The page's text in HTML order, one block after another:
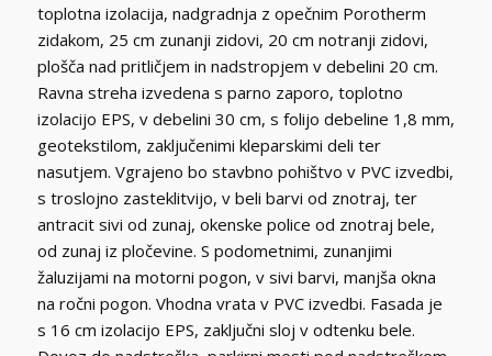
toplotna izolacija, nadgradnja z opečnim Porotherm
zidakom, 25 cm zunanji zidovi, 20 cm notranji zidovi,
plošča nad pritličjem in nadstropjem v debelini 20 cm.
Ravna streha izvedena s parno zaporo, toplotno
izolacijo EPS, v debelini 30 cm, s folijo debeline 1,8 mm,
geotekstilom, zaključenimi kleparskimi deli ter
nasutjem. Vgrajeno bo stavbno pohištvo v PVC izvedbi,
s troslojno zasteklitvijo, v beli barvi od znotraj, ter
antracit sivi od zunaj, okenske police od znotraj bele,
od zunaj iz pločevine. S podometnimi, zunanjimi
žaluzijami na motorni pogon, v sivi barvi, manjša okna
na ročni pogon. Vhodna vrata v PVC izvedbi. Fasada je
s 16 cm izolacijo EPS, zaključni sloj v odtenku bele.